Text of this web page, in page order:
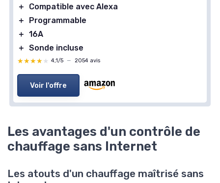
＋
Compatible avec Alexa
＋
Programmable
＋ 16A
＋ Sonde incluse
★★★★★
★★★★★ 4,1/5 — 2054 avis
Voir l'offre
Les avantages d'un contrôle de
chauffage sans Internet
Les atouts d'un chauffage maîtrisé sans